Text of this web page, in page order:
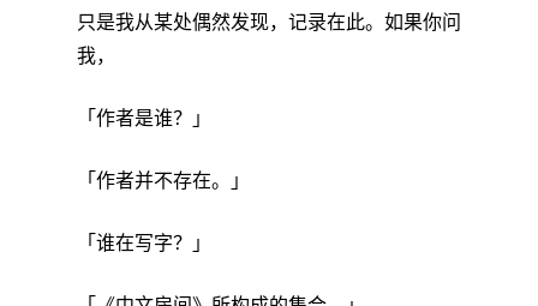
只是我从某处偶然发现，记录在此。如果你问
我，
「作者是谁？」
「作者并不存在。」
「谁在写字？」